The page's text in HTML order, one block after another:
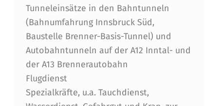
Tunneleinsätze in den Bahntunneln
(Bahnumfahrung Innsbruck Süd,
Baustelle Brenner-Basis-Tunnel) und
Autobahntunneln auf der A12 Inntal- und
der A13 Brennerautobahn
Flugdienst
Spezialkräfte, u.a. Tauchdienst,